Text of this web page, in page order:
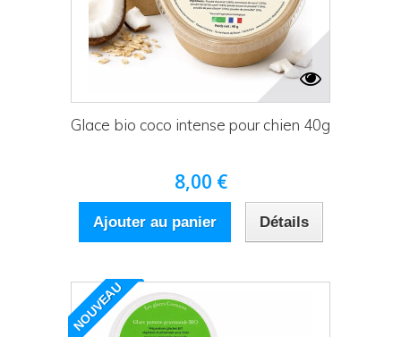
Glace bio coco intense pour chien 40g
8,00 €
Ajouter au panier Détails
NOUVEAU